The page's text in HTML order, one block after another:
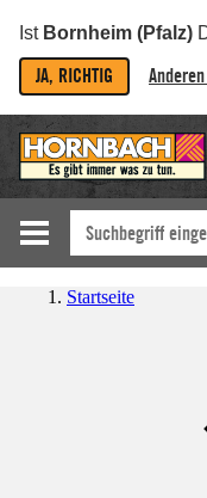
Ist Bornheim (Pfalz)
JA, RICHTIG
Startseite